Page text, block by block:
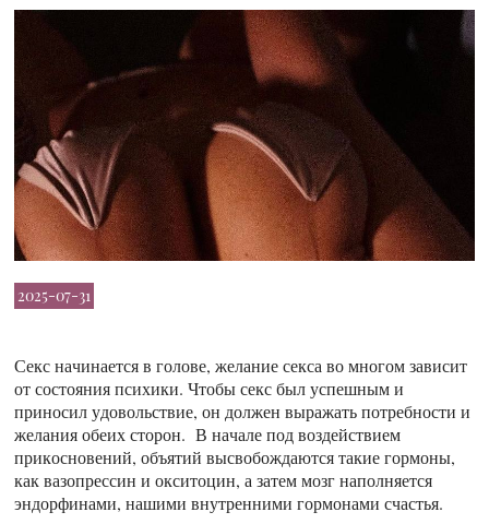
2025-07-31
Секс начинается в голове, желание секса во многом зависит
от состояния психики. Чтобы секс был успешным и
приносил удовольствие, он должен выражать потребности и
желания обеих сторон. В начале под воздействием
прикосновений, объятий высвобождаются такие гормоны,
как вазопрессин и окситоцин, а затем мозг наполняется
эндорфинами, нашими внутренними гормонами счастья.